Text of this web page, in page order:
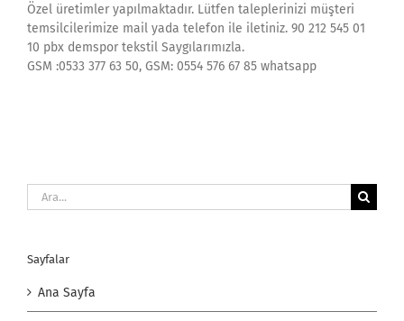
Özel üretimler yapılmaktadır. Lütfen taleplerinizi müşteri
temsilcilerimize mail yada telefon ile iletiniz. 90 212 545 01
10 pbx demspor tekstil Saygılarımızla.
GSM :0533 377 63 50, GSM: 0554 576 67 85 whatsapp
Ara:
Sayfalar
Ana Sayfa